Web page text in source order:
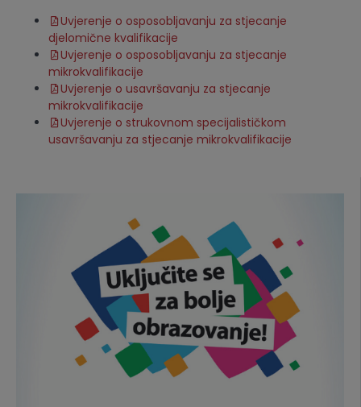
Uvjerenje o osposobljavanju za stjecanje
djelomične kvalifikacije
Uvjerenje o osposobljavanju za stjecanje
mikrokvalifikacije
Uvjerenje o usavršavanju za stjecanje
mikrokvalifikacije
Uvjerenje o strukovnom specijalističkom
usavršavanju za stjecanje mikrokvalifikacije